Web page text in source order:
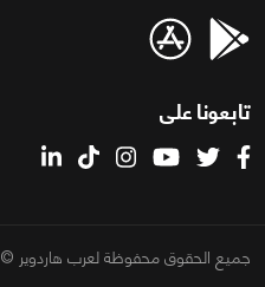
تابعونا على
جميع الحقوق محفوظة لعرب هاردوير © 2022